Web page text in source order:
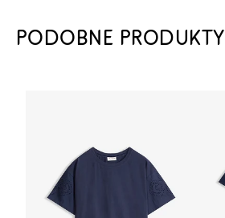
PODOBNE PRODUKTY